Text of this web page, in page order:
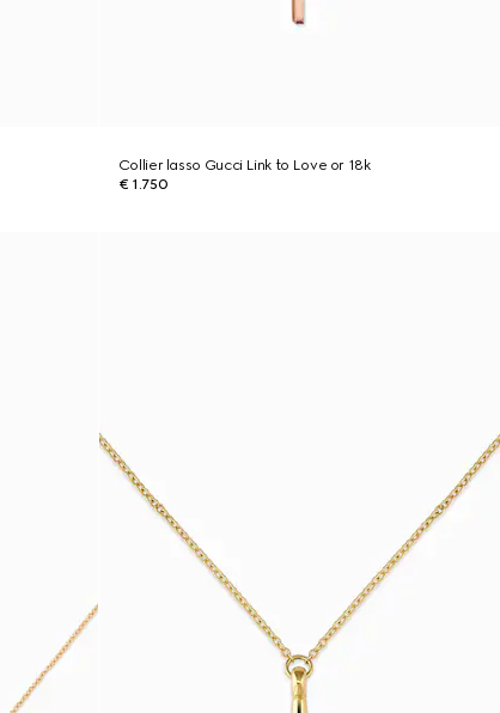
Collier lasso Gucci Link to Love or 18k
€ 1.750